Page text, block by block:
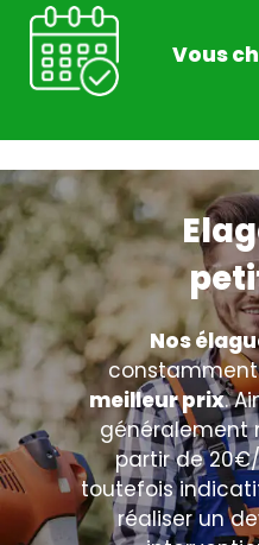
Vous
Nos
meilleur prix.
généralement
partir de
toutefois
réaliser un